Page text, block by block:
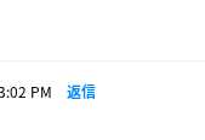
PM 返信